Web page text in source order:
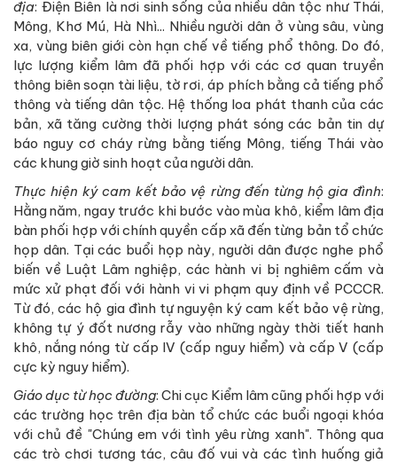
địa: Điện Biên là nơi sinh sống của nhiều dân tộc như Thái,
Mông, Khơ Mú, Hà Nhì... Nhiều người dân ở vùng sâu, vùng
xa, vùng biên giới còn hạn chế về tiếng phổ thông. Do đó,
lực lượng kiểm lâm đã phối hợp với các cơ quan truyền
thông biên soạn tài liệu, tờ rơi, áp phích bằng cả tiếng phổ
thông và tiếng dân tộc. Hệ thống loa phát thanh của các
bản, xã tăng cường thời lượng phát sóng các bản tin dự
báo nguy cơ cháy rừng bằng tiếng Mông, tiếng Thái vào
các khung giờ sinh hoạt của người dân.
Thực hiện ký cam kết bảo vệ rừng đến từng hộ gia đình:
Hằng năm, ngay trước khi bước vào mùa khô, kiểm lâm địa
bàn phối hợp với chính quyền cấp xã đến từng bản tổ chức
họp dân. Tại các buổi họp này, người dân được nghe phổ
biến về Luật Lâm nghiệp, các hành vi bị nghiêm cấm và
mức xử phạt đối với hành vi vi phạm quy định về PCCCR.
Từ đó, các hộ gia đình tự nguyện ký cam kết bảo vệ rừng,
không tự ý đốt nương rẫy vào những ngày thời tiết hanh
khô, nắng nóng từ cấp IV (cấp nguy hiểm) và cấp V (cấp
cực kỳ nguy hiểm).
Giáo dục từ học đường: Chi cục Kiểm lâm cũng phối hợp với
các trường học trên địa bàn tổ chức các buổi ngoại khóa
với chủ đề "Chúng em với tình yêu rừng xanh". Thông qua
các trò chơi tương tác, câu đố vui và các tình huống giả